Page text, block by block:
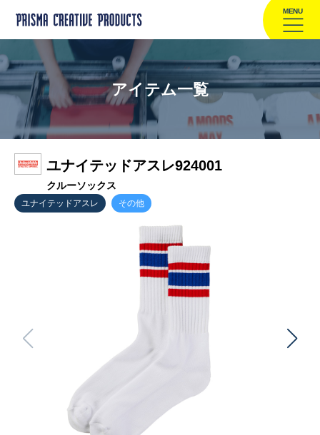
MENU
アイテム一覧
ユナイテッドアスレ924001
クルーソックス
ユナイテッドアスレ その他